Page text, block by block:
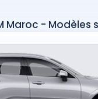
Maroc - Modèles